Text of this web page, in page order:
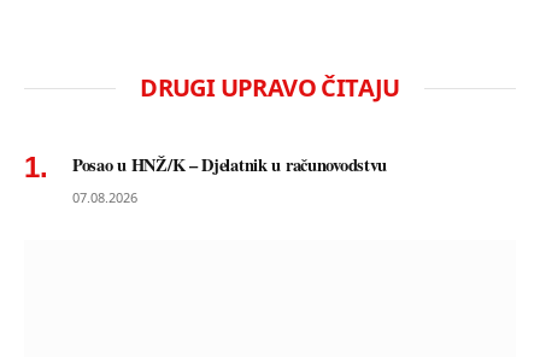
DRUGI UPRAVO ČITAJU
Posao u HNŽ/K – Djelatnik u računovodstvu
07.08.2026